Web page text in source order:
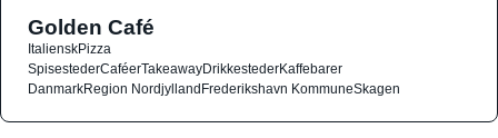
Golden Café
ItalienskPizza
SpisestederCaféerTakeawayDrikkestederKaffebarer
DanmarkRegion NordjyllandFrederikshavn KommuneSkagen